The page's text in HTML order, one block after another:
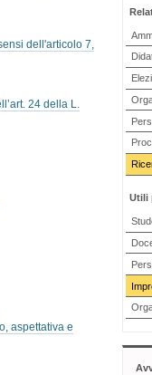
dell'articolo 7,
24 della L.
aspettativa e
Utili